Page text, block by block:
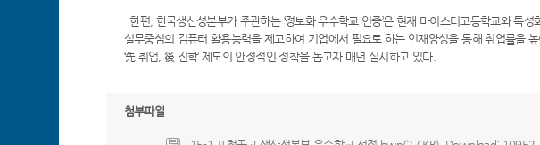
한편, 한국생산성본부가 주관하는 ‘정보화 우수학교 인증’은 현재 마이스터고등학교와 특
실무중심의 컴퓨터 활용능력을 제고하여 기업에서 필요로 하는 인재양성을 통해 취업률을
‘先 취업, 後 진학’ 제도의 안정적인 정착을 돕고자 매년 실시하고 있다.
첨부파일